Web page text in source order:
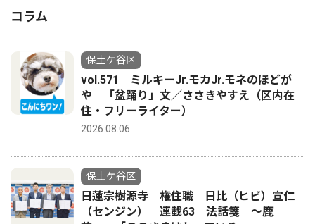
コラム
保土ケ谷区
vol.571 ミルキーJr.モカJr.モネのほどが
や 「盆踊り」文／ささきやすえ（区内在
住・フリーライター）
2026.08.06
保土ケ谷区
日蓮宗樹源寺 権住職 日比（ヒビ）宣仁
（センジン） 連載63 法話箋 〜鹿